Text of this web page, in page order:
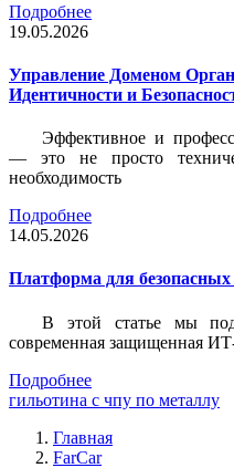
Подробнее
19.05.2026
Управление Доменом
Идентичности и
Эффективное и
— это не просто
необходимость
Подробнее
14.05.2026
Платформа для
В этой статье мы
современная защищенная
Подробнее
гильотина с чпу по металлу
Главная
FarCar